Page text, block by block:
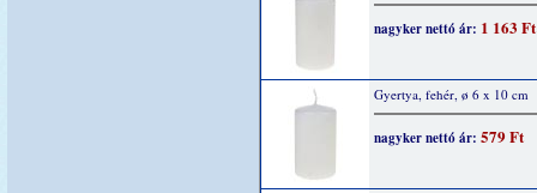
nagyker nettó ár: 1 163 Ft
Gyertya, fehér, ø 6 x 10 cm
nagyker nettó ár: 579 Ft